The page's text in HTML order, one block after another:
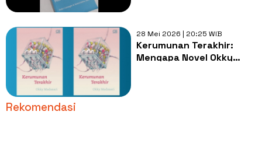
28 Mei 2026 | 20:25 WIB
Kerumunan Terakhir:
Mengapa Novel Okky
Rekomendasi